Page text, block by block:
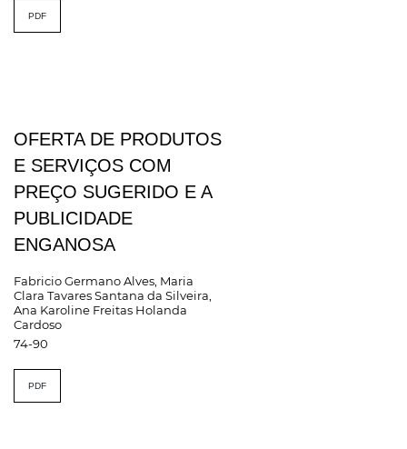
PDF
OFERTA DE PRODUTOS
E SERVIÇOS COM
PREÇO SUGERIDO E A
PUBLICIDADE
ENGANOSA
Fabricio Germano Alves, Maria
Clara Tavares Santana da Silveira,
Ana Karoline Freitas Holanda
Cardoso
74-90
PDF